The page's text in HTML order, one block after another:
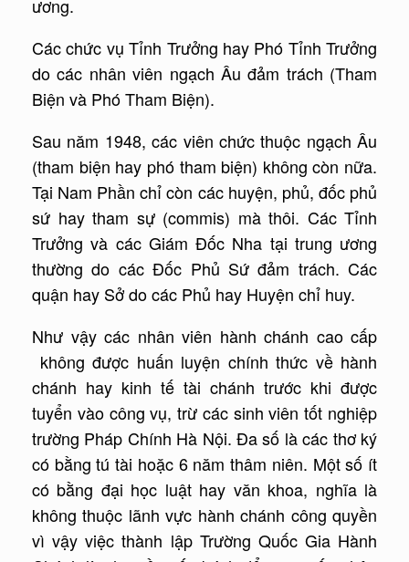
ương.
Các chức vụ Tỉnh Trưởng hay Phó Tỉnh Trưởng
do các nhân viên ngạch Âu đảm trách (Tham
Biện và Phó Tham Biện).
Sau năm 1948, các viên chức thuộc ngạch Âu
(tham biện hay phó tham biện) không còn nữa.
Tại Nam Phần chỉ còn các huyện, phủ, đốc phủ
sứ hay tham sự (commis) mà thôi. Các Tỉnh
Trưởng và các Giám Đốc Nha tại trung ương
thường do các Đốc Phủ Sứ đảm trách. Các
quận hay Sở do các Phủ hay Huyện chỉ huy.
Như vậy các nhân viên hành chánh cao cấp
không được huấn luyện chính thức về hành
chánh hay kinh tế tài chánh trước khi được
tuyển vào công vụ, trừ các sinh viên tốt nghiệp
trường Pháp Chính Hà Nội. Đa số là các thơ ký
có bằng tú tài hoặc 6 năm thâm niên. Một số ít
có bằng đại học luật hay văn khoa, nghĩa là
không thuộc lãnh vực hành chánh công quyền
vì vậy việc thành lập Trường Quốc Gia Hành